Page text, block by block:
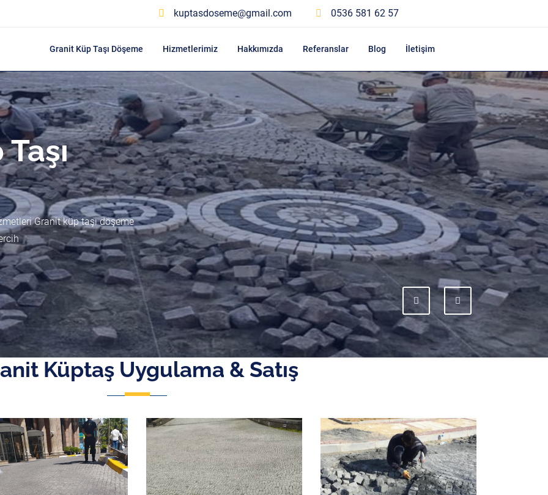
kuptasdoseme@gmail.com 0536 581 62 57
Granit Küp Taşı Döşeme Hizmetlerimiz Hakkımızda Referanslar Blog İletişim
Granit küp taşı döşeme
Previous Next
Küptaş Uygulama & Satış